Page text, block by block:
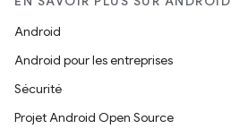
Android
Android pour les entreprises
Sécurité
Projet Android Open Source